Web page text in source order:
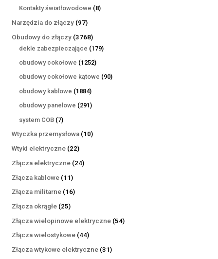
produktów
Kontakty światłowodowe 88
Narzędzia do złączy 9797
produktów
Obudowy do złączy 37683768
produktów
dekle zabezpieczające 179179
obudowy cokołowe 12521252
produkty
obudowy cokołowe kątowe 9090
obudowy kablowe 18841884
produkty
obudowy panelowe 291291
system COB 77
produktów
Wtyczka przemysłowa 1010
Wtyki elektryczne 2222
produkty
Złącza elektryczne 2424
Złącza kablowe 1111
produktów
Złącza militarne 1616
Złącza okrągłe 2525
produktów
Złącza wielopinowe elektryczne 5454
Złącza wielostykowe 4444
produkty
Złącza wtykowe elektryczne 3131